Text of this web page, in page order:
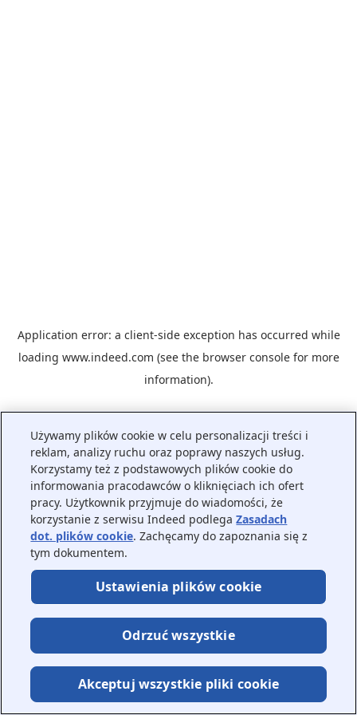
Application error: a client-side exception has occurred while
loading www.indeed.com (see the browser consolefor more
information).
Używamy plików cookie w celu personalizacji treści i
reklam, analizy ruchu oraz poprawy naszych usług.
Korzystamy też z podstawowych plików cookie do
informowania pracodawców o kliknięciach ich ofert
pracy. Użytkownik przyjmuje do wiadomości, że
korzystanie z serwisu Indeed podlegaZasadach
dot. plików cookie. Zachęcamy do zapoznania się z
tym dokumentem.
Ustawienia plików cookie
Odrzuć wszystkie
Akceptuj wszystkie pliki cookie